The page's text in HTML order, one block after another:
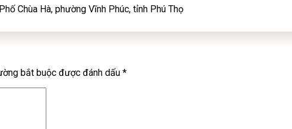
Chùa Hà, phường Vĩnh Phúc, tỉnh Phú Thọ
bắt buộc được đánh dấu *